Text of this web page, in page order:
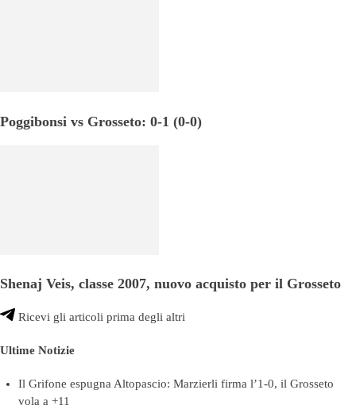
Poggibonsi vs Grosseto: 0-1 (0-0)
Shenaj Veis, classe 2007, nuovo acquisto per il Grosseto
Ricevi gli articoli prima degli altri
Ultime Notizie
Il Grifone espugna Altopascio: Marzierli firma l’1-0, il Grosseto
vola a +11